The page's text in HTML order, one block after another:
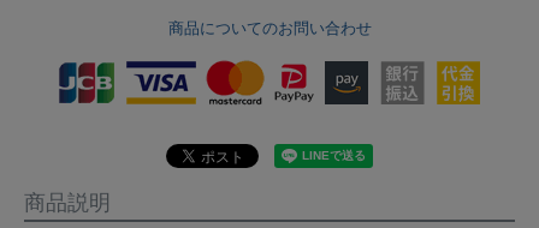
商品についてのお問い合わせ
商品説明